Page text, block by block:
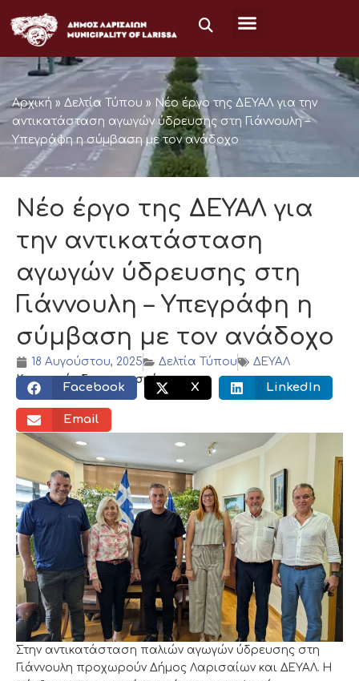
στο
περιεχόμενο
Αρχική » Δελτία Τύπου » Νέο έργο της ΔΕΥΑΛ για την
αντικατάσταση αγωγών ύδρευσης στη Γιάννουλη –
Υπεγράφη η σύμβαση με τον ανάδοχο
Νέο έργο της ΔΕΥΑΛ για
την αντικατάσταση
αγωγών ύδρευσης στη
Γιάννουλη – Υπεγράφη η
σύμβαση με τον ανάδοχο
18 Αυγούστου, 2025 Δελτία Τύπου
ΔΕΥΑΛ
Κοινωνικός διαμοιρασμός:
Facebook X LinkedIn
Email
Στην αντικατάσταση παλιών αγωγών ύδρευσης στη
Γιάννουλη προχωρούν Δήμος Λαρισαίων και ΔΕΥΑΛ. Η